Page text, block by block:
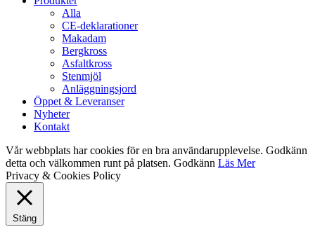
Alla
CE-deklarationer
Makadam
Bergkross
Asfaltkross
Stenmjöl
Anläggningsjord
Öppet & Leveranser
Nyheter
Kontakt
Vår webbplats har cookies för en bra användarupplevelse. Godkänn
detta och välkommen runt på platsen. Godkänn Läs Mer
Privacy & Cookies Policy
Stäng